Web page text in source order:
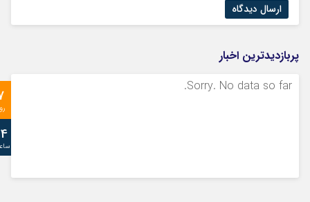
ارسال دیدگاه
پربازدیدترین اخبار
Sorry. No data so far.